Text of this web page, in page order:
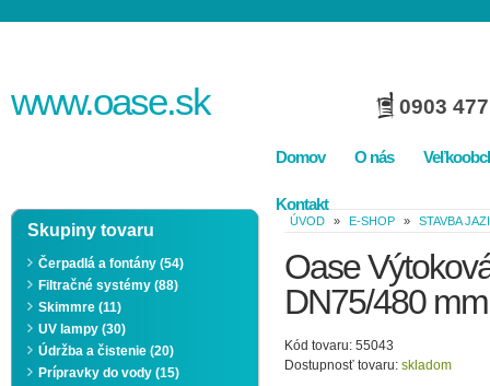
www.oase.sk 0903
Domov O nás
Kontakt
Skupiny tovaru
Čerpadlá a fontány (54)
Filtračné systémy (88)
Skimmre (11)
UV lampy (30)
Údržba a čistenie (20)
Prípravky do vody (15)
ÚVOD » E-SHOP » STAVBA
Oase
DN75/480 mm
Kód tovaru: 55043
Dostupnosť tovaru: skladom